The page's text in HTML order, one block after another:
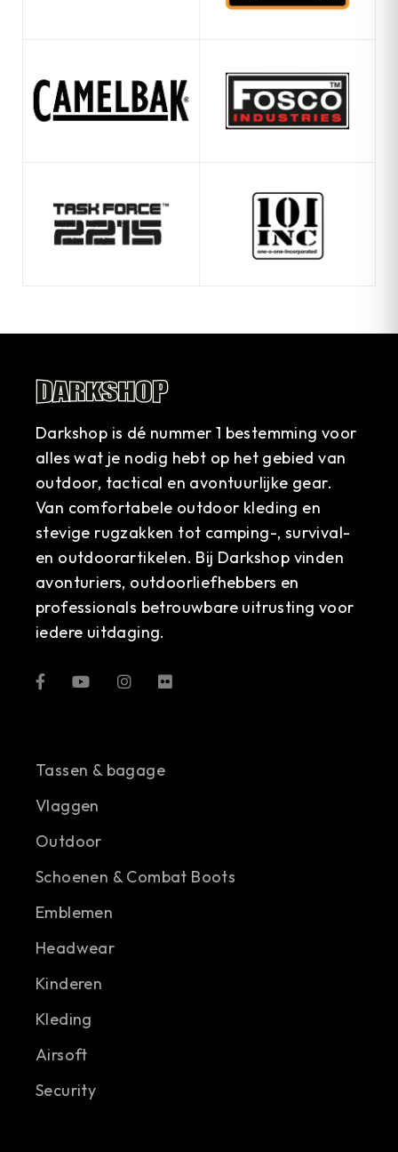
Darkshop is dé nummer 1 bestemming voor
alles wat je nodig hebt op het gebied van
outdoor, tactical en avontuurlijke gear.
Van comfortabele outdoor kleding en
stevige rugzakken tot camping-, survival-
en outdoorartikelen. Bij Darkshop vinden
avonturiers, outdoorliefhebbers en
professionals betrouwbare uitrusting voor
iedere uitdaging.
Tassen & bagage
Vlaggen
Outdoor
Schoenen & Combat Boots
Emblemen
Headwear
Kinderen
Kleding
Airsoft
Security